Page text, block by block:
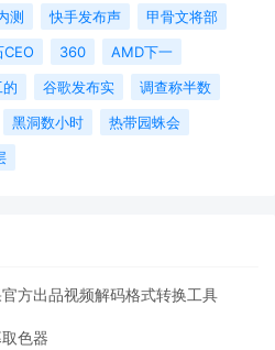
测 快手发布声
甲骨文将部
CEO 360
AMD下一
谷歌发布实
调查称半数
黑洞数小时
热带园蛛会
方出品视频解码格式转换工具
色器